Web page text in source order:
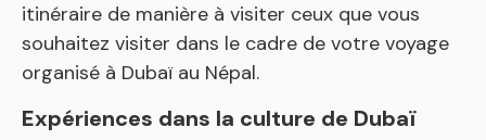
itinéraire de manière à visiter ceux que vous
souhaitez visiter dans le cadre de votre voyage
organisé à Dubaï au Népal.
Expériences dans la culture de Dubaï